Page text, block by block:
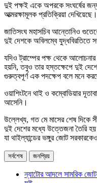
দুই পক্ষই একে অপরকে সংঘর্ষের জন্য
আত্মরক্ষামূলক প্রতিক্রিয়া দেখিয়েছে।
জাতিসংঘ মহাসচিব আন্তোনিও
দুই দেশকে অবিলম্বে যুদ্ধবিরতিতে
যদিও ট্রাম্পের পক্ষ থেকে
হয়নি, তবুও তার হস্তক্ষেপে দুই
গুরুত্বপূর্ণ এক পদক্ষেপ বলে মনে
ওয়াশিংটনে থাই ও কম্বোডিয়ার
আসেনি।
উল্লেখ্য, গত মে মাসের শেষ দিকে
দুই দেশের মধ্যে উত্তেজনা তৈরি
যা থাইল্যান্ডের ভঙ্গুর জোট
সর্বশেষ জনপ্রিয়
ন্যাটোর আদলে সামরিক